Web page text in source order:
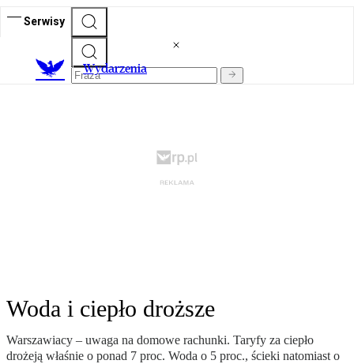
Serwisy
Wydarzenia
Woda i ciepło droższe
Warszawiacy – uwaga na domowe rachunki. Taryfy za ciepło
drożeją właśnie o ponad 7 proc. Woda o 5 proc., ścieki natomiast o